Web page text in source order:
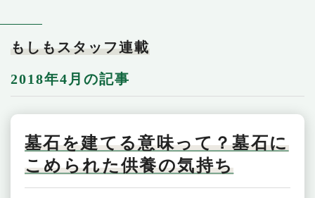
もしもスタッフ連載
2018年4月の記事
墓石を建てる意味って？墓石に
こめられた供養の気持ち